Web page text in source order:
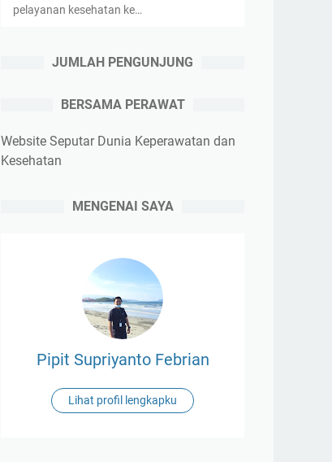
pelayanan kesehatan ke…
JUMLAH PENGUNJUNG
BERSAMA PERAWAT
Website Seputar Dunia Keperawatan dan
Kesehatan
MENGENAI SAYA
Pipit Supriyanto Febrian
Lihat profil lengkapku